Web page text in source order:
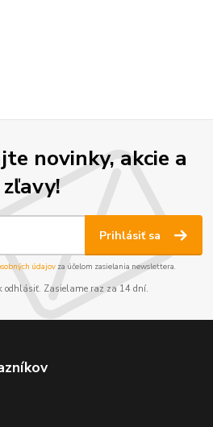
novinky, akcie a
zľavy!
Prihlásiť sa
údajov za účelom zasielania newslettera.
odhlásiť. Zasielame raz za 14 dní.